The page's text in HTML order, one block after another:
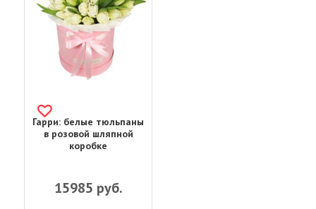
Гарри: белые тюльпаны
в розовой шляпной
коробке
15985 руб.